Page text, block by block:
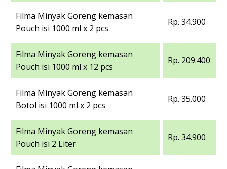
Filma Minyak Goreng kemasan
Pouch isi 1000 ml x 2 pcs
Rp. 34.900
Filma Minyak Goreng kemasan
Pouch isi 1000 ml x 12 pcs
Rp. 209.400
Filma Minyak Goreng kemasan
Botol isi 1000 ml x 2 pcs
Rp. 35.000
Filma Minyak Goreng kemasan
Pouch isi 2 Liter
Rp. 34.900